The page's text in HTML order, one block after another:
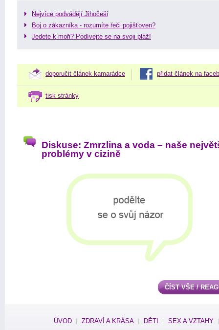
Nejvíce podvádějí Jihočeši
Boj o zákazníka - rozumíte řeči pojišťoven?
Jedete k moři? Podívejte se na svoji pláž!
doporučit článek kamarádce přidat článek na
tisk stránky
Diskuse: Zmrzlina a voda – naše
problémy v cizině
ČÍST VŠE /
ÚVOD ZDRAVÍ A KRÁSA DĚTI SEX A VZTAHY